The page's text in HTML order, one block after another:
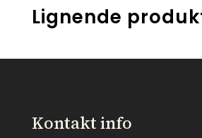
Lignende
Kontakt info